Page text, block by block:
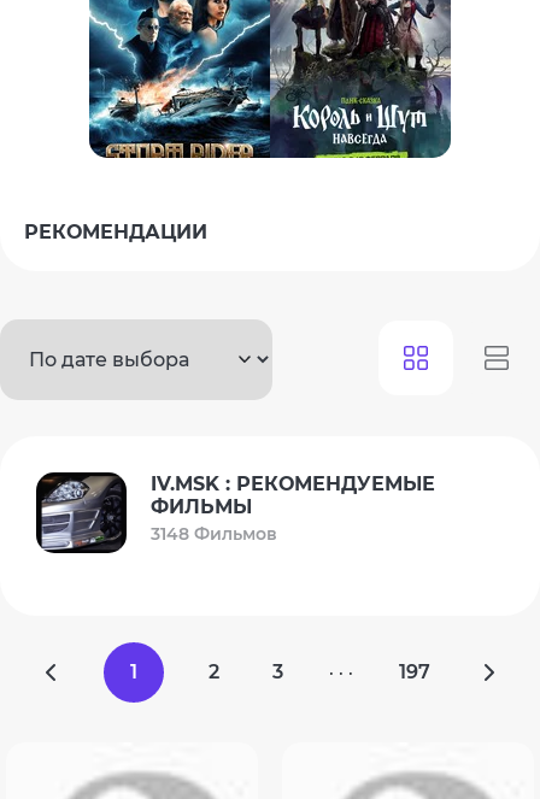
РЕКОМЕНДАЦИИ
IV.MSK : РЕКОМЕНДУЕМЫЕ
ФИЛЬМЫ
3148 Фильмов
1 2 3 · · · 197